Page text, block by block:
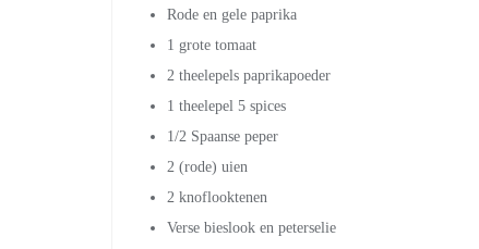
Rode en gele paprika
1 grote tomaat
2 theelepels paprikapoeder
1 theelepel 5 spices
1/2 Spaanse peper
2 (rode) uien
2 knoflooktenen
Verse bieslook en peterselie